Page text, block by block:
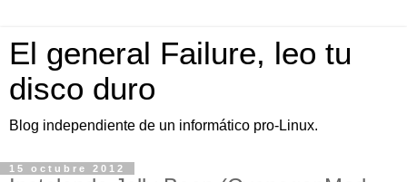
El general Failure, leo tu
disco duro
Blog independiente de un informático pro-Linux.
15 octubre 2012